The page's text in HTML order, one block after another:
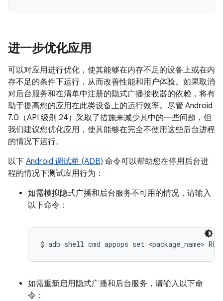
进一步优化应用
可以对应用进行优化，使其能够在内存不足的设备上或在内
存不足的条件下运行，从而改善性能和用户体验。如果取消
对后台服务和在清单中注册的隐式广播接收器的依赖，将有
助于提高您的应用在此类设备上的运行效率。尽管 Android
7.0（API 级别 24）采取了措施来减少其中的一些问题，但
我们建议您优化应用，使其能够在完全不使用这些后台进程
的情况下运行。
以下 Android 调试桥 (ADB) 命令可以帮助您在停用后台进
程的情况下测试应用行为：
如需模拟隐式广播和后台服务不可用的情况，请输入
以下命令：
$ adb shell cmd appops set <package_name>
如需重新启用隐式广播和后台服务，请输入以下命
令：